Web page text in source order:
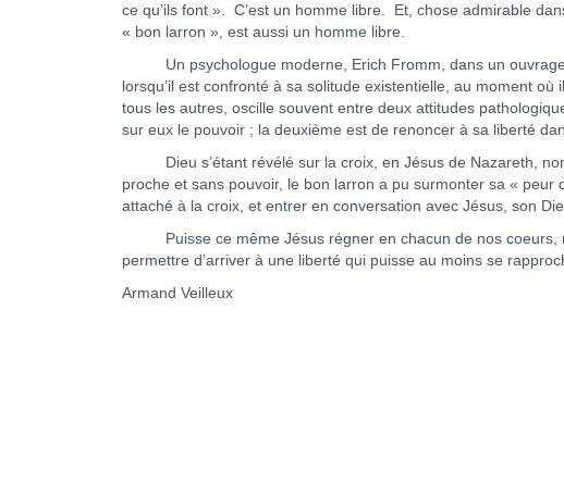
ce qu’ils font ». C’est un homme libre. Et, chose admirable
« bon larron », est aussi un homme libre.
Un psychologue moderne, Erich Fromm, dans un ouvrage
lorsqu’il est confronté à sa solitude existentielle, au moment
tous les autres, oscille souvent entre deux attitudes
sur eux le pouvoir ; la deuxième est de renoncer à sa liberté
Dieu s’étant révélé sur la croix, en Jésus de Nazareth, non
proche et sans pouvoir, le bon larron a pu surmonter sa «
attaché à la croix, et entrer en conversation avec Jésus, son
Puisse ce même Jésus régner en chacun de nos coeurs,
permettre d’arriver à une liberté qui puisse au moins se
Armand Veilleux